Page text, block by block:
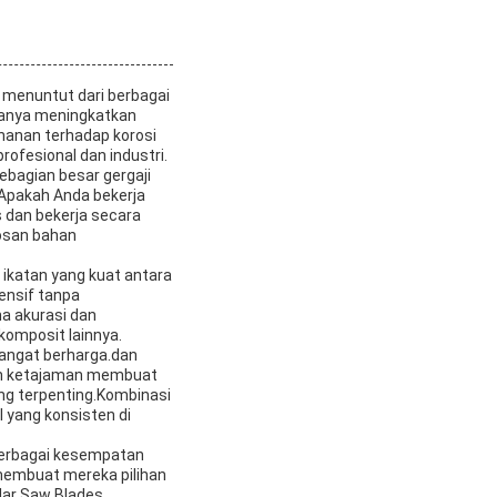
menuntut dari berbagai
meningkatkan
terhadap korosi
dan industri.
besar gergaji
Anda bekerja
bekerja secara
bahan
yang kuat antara
tanpa
akurasi dan
lainnya.
berharga.dan
ketajaman membuat
terpenting.Kombinasi
yang konsisten di
kesempatan
mereka pilihan